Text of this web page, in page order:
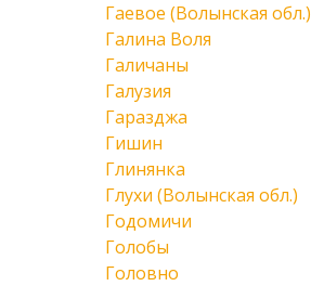
Гаевое (Волынская обл.)
Галина Воля
Галичаны
Галузия
Гаразджа
Гишин
Глинянка
Глухи (Волынская обл.)
Годомичи
Голобы
Головно